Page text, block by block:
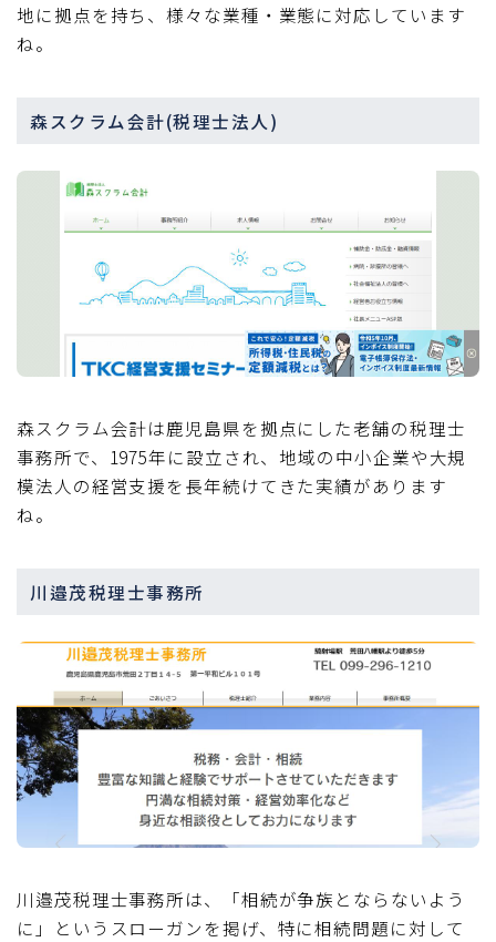
地に拠点を持ち、様々な業種・業態に対応しています
ね。
森スクラム会計(税理士法人)
森スクラム会計は鹿児島県を拠点にした老舗の税理士
事務所で、1975年に設立され、地域の中小企業や大規
模法人の経営支援を長年続けてきた実績があります
ね。
川邉茂税理士事務所
川邉茂税理士事務所は、「相続が争族とならないよう
に」というスローガンを掲げ、特に相続問題に対して